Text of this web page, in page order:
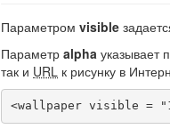
Параметром visible
Параметр alpha указывает
так и URL к рисунку в
<wallpaper visible =